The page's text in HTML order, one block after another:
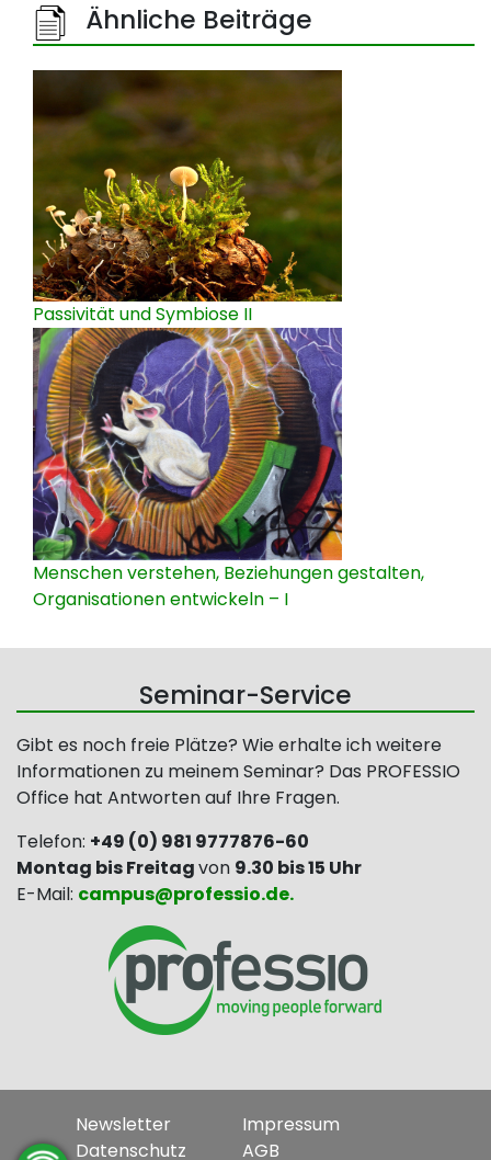
Ähnliche Beiträge
Passivität und Symbiose II
Menschen verstehen, Beziehungen gestalten,
Organisationen entwickeln – I
Seminar-Service
Gibt es noch freie Plätze? Wie erhalte ich weitere
Informationen zu meinem Seminar? Das PROFESSIO
Office hat Antworten auf Ihre Fragen.
Telefon: +49 (0) 981 9777876-60
Montag bis Freitagvon 9.30 bis 15 Uhr
E-Mail: campus@professio.de.
Newsletter
Impressum
Datenschutz
AGB